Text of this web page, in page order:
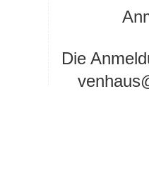
Die